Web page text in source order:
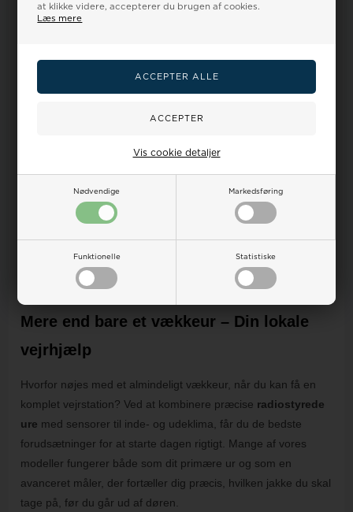
at klikke videre, accepterer du brugen af cookies.
Læs mere
Nødvendige Markedsføring
Funktionelle Statistiske
Vis cookie detaljer
668,00 DKK
LÆG I KURV
På Lager - 1-3 hverdage
Mere end bare et vækkeur – Din lokale
vejrhjælp
Hvorfor nøjes med et almindeligt vækkeur, når du kan få en
komplet vejrstation? Ved at kombinere præcise radiostyrede
ure med sensorer til inde- og udeklima, får du de bedste
forudsætninger for at starte dagen rigtigt. Mange af vores
modeller fungerer både som dit primære ur og som en
avanceret måler, der fortæller dig præcis, hvilken jakke du skal
tage på, før du går ud af døren.